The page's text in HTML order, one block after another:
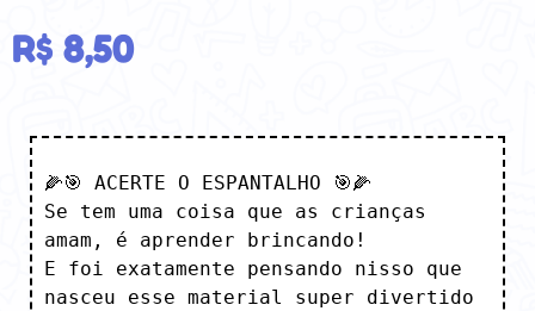
R$ 8,50
🌽🎯 ACERTE O ESPANTALHO 🎯🌽
Se tem uma coisa que as crianças
amam, é aprender brincando!
E foi exatamente pensando nisso que
nasceu esse material super divertido